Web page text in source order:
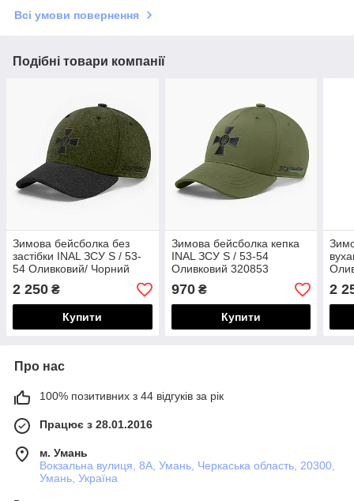
Всі умови повернення
Подібні товари компанії
Зимова бейсболка без
застібки INAL ЗСУ S / 53-
54 Оливковий/ Чорний
11853
2 250 ₴
Купити
Зимова бейсболка кепка
INAL ЗСУ S / 53-54
Оливковий 320853
970₴
Купити
2
Про нас
100% позитивних з 44 відгуків за рік
Працює з 28.01.2016
м. Умань
Вокзальна вулиця, 8А, Умань, Черкаська область, 20300,
Умань, Україна